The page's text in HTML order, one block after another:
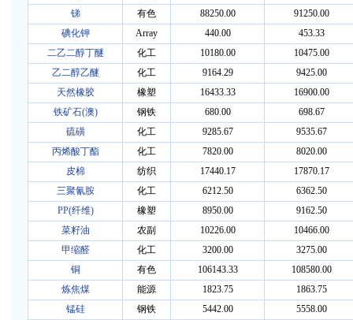
锑
有色 88250.00
91250.00
碘化钾
Array 440.00
453.33
二乙二醇丁醚
化工 10180.00
10475.00
乙二醇乙醚
化工 9164.29
9425.00
天然橡胶
橡塑 16433.33
16900.00
铁矿石(澳)
钢铁 680.00
698.67
硫磺
化工 9285.67
9535.67
丙烯酸丁酯
化工 7820.00
8020.00
皮棉
纺织 17440.17
17870.17
三聚氰胺
化工 6212.50
6362.50
PP(纤维)
橡塑 8950.00
9162.50
菜籽油
农副 10226.00
10466.00
甲缩醛
化工 3200.00
3275.00
铜
有色 106143.33
108580.00
炼焦煤
能源 1823.75
1863.75
锰硅
钢铁 5442.00
5558.00